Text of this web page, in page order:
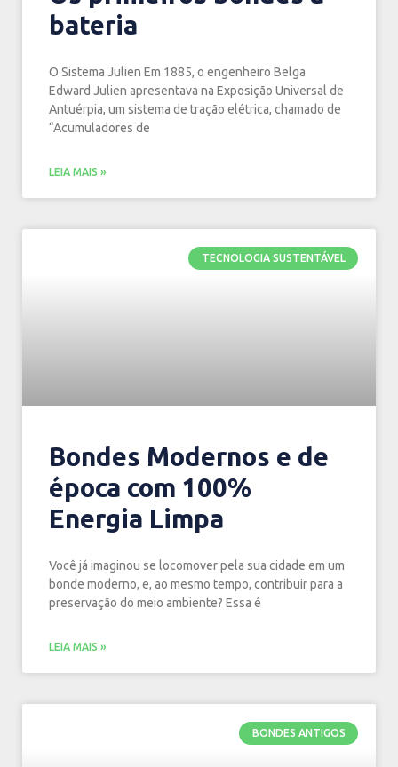
bateria
O Sistema Julien Em 1885, o engenheiro Belga
Edward Julien apresentava na Exposição Universal de
Antuérpia, um sistema de tração elétrica, chamado de
“Acumuladores de
LEIA MAIS »
TECNOLOGIA SUSTENTÁVEL
Bondes Modernos e de
época com 100%
Energia Limpa
Você já imaginou se locomover pela sua cidade em um
bonde moderno, e, ao mesmo tempo, contribuir para a
preservação do meio ambiente? Essa é
LEIA MAIS »
BONDES ANTIGOS